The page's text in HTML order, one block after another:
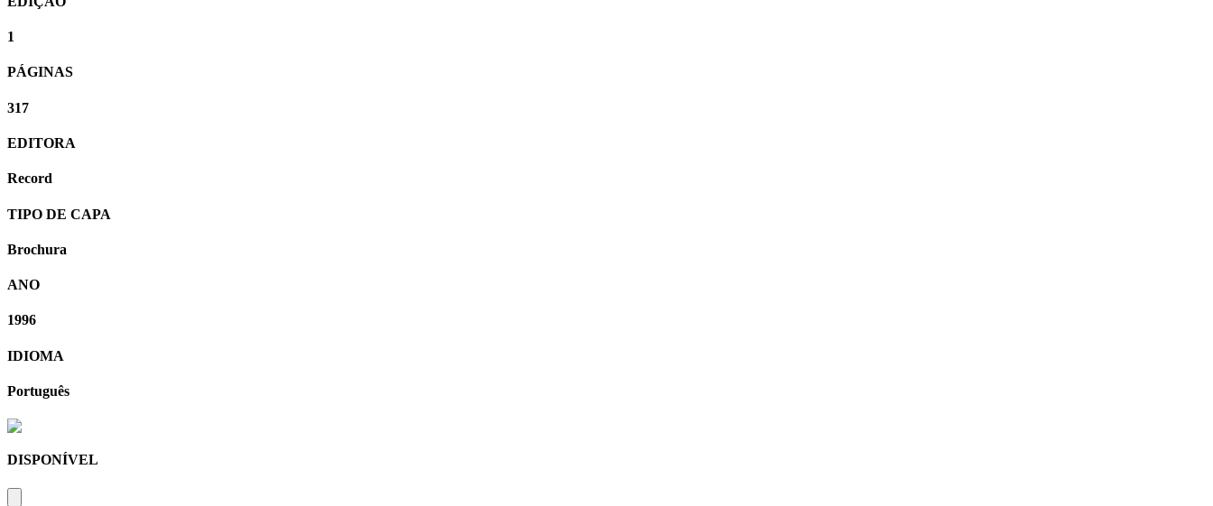
1
PÁGINAS
317
EDITORA
Record
TIPO DE CAPA
Brochura
ANO
1996
IDIOMA
Português
DISPONÍVEL